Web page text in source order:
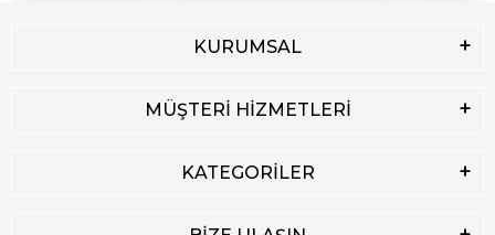
KURUMSAL
MÜŞTERİ HİZMETLERİ
KATEGORİLER